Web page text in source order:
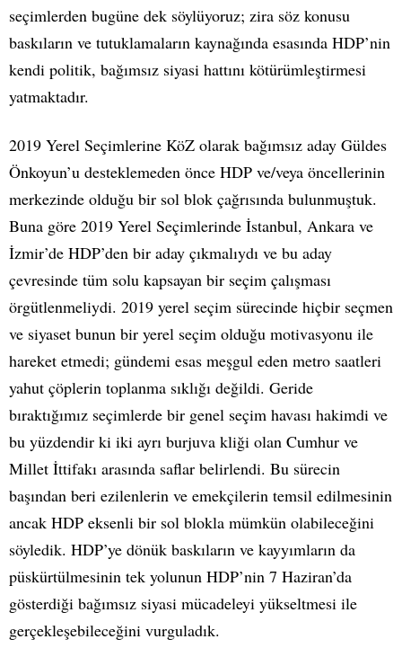
seçimlerden bugüne dek söylüyoruz; zira söz konusu
baskıların ve tutuklamaların kaynağında esasında HDP’nin
kendi politik, bağımsız siyasi hattını kötürümleştirmesi
yatmaktadır.
2019 Yerel Seçimlerine KöZ olarak bağımsız aday Güldes
Önkoyun’u desteklemeden önce HDP ve/veya öncellerinin
merkezinde olduğu bir sol blok çağrısında bulunmuştuk.
Buna göre 2019 Yerel Seçimlerinde İstanbul, Ankara ve
İzmir’de HDP’den bir aday çıkmalıydı ve bu aday
çevresinde tüm solu kapsayan bir seçim çalışması
örgütlenmeliydi. 2019 yerel seçim sürecinde hiçbir seçmen
ve siyaset bunun bir yerel seçim olduğu motivasyonu ile
hareket etmedi; gündemi esas meşgul eden metro saatleri
yahut çöplerin toplanma sıklığı değildi. Geride
bıraktığımız seçimlerde bir genel seçim havası hakimdi ve
bu yüzdendir ki iki ayrı burjuva kliği olan Cumhur ve
Millet İttifakı arasında saflar belirlendi. Bu sürecin
başından beri ezilenlerin ve emekçilerin temsil edilmesinin
ancak HDP eksenli bir sol blokla mümkün olabileceğini
söyledik. HDP’ye dönük baskıların ve kayyımların da
püskürtülmesinin tek yolunun HDP’nin 7 Haziran’da
gösterdiği bağımsız siyasi mücadeleyi yükseltmesi ile
gerçekleşebileceğini vurguladık.